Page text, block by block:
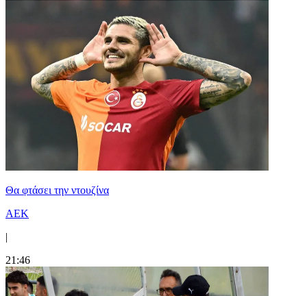
Θα φτάσει την ντουζίνα
ΑΕΚ
|
21:46